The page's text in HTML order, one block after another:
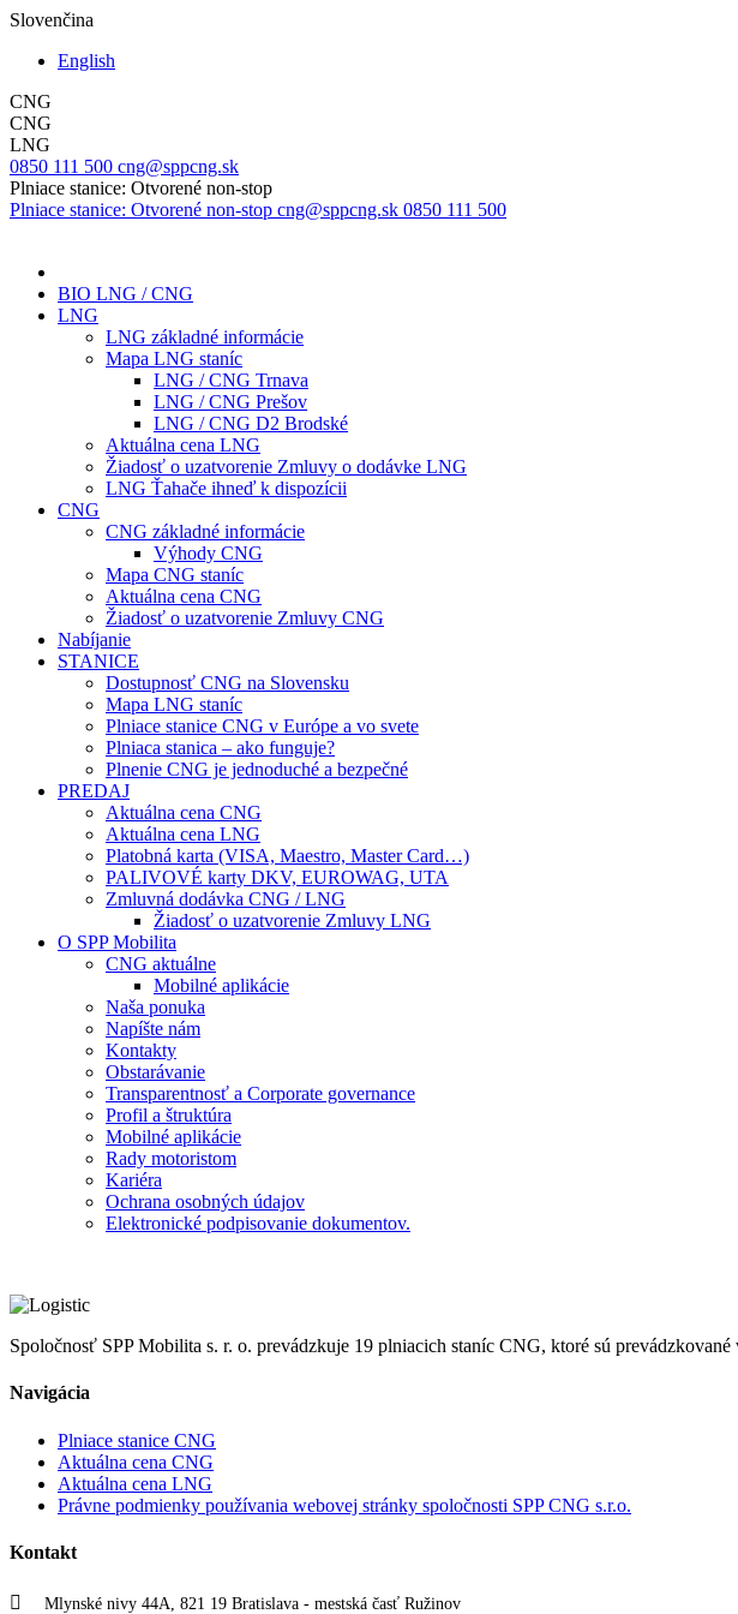
Slovenčina
English
CNG
CNG
LNG
0850 111 500 cng@sppcng.sk
Plniace stanice: Otvorené non-stop
Plniace stanice: Otvorené non-stop cng@sppcng.sk 0850 111 500
BIO LNG / CNG
LNG
LNG základné informácie
Mapa LNG staníc
LNG / CNG Trnava
LNG / CNG Prešov
LNG / CNG D2 Brodské
Aktuálna cena LNG
Žiadosť o uzatvorenie Zmluvy o dodávke LNG
LNG Ťahače ihneď k dispozícii
CNG
CNG základné informácie
Výhody CNG
Mapa CNG staníc
Aktuálna cena CNG
Žiadosť o uzatvorenie Zmluvy CNG
Nabíjanie
STANICE
Dostupnosť CNG na Slovensku
Mapa LNG staníc
Plniace stanice CNG v Európe a vo svete
Plniaca stanica – ako funguje?
Plnenie CNG je jednoduché a bezpečné
PREDAJ
Aktuálna cena CNG
Aktuálna cena LNG
Platobná karta (VISA, Maestro, Master Card…)
PALIVOVÉ karty DKV, EUROWAG, UTA
Zmluvná dodávka CNG / LNG
Žiadosť o uzatvorenie Zmluvy LNG
O SPP Mobilita
CNG aktuálne
Mobilné aplikácie
Naša ponuka
Napíšte nám
Kontakty
Obstarávanie
Transparentnosť a Corporate governance
Profil a štruktúra
Mobilné aplikácie
Rady motoristom
Kariéra
Ochrana osobných údajov
Elektronické podpisovanie dokumentov.
Spoločnosť SPP Mobilita s. r. o. prevádzkuje 19 plniacich staníc CNG, ktoré sú
Navigácia
Plniace stanice CNG
Aktuálna cena CNG
Aktuálna cena LNG
Právne podmienky používania webovej stránky spoločnosti SPP CNG s.r.o.
Kontakt
Mlynské nivy 44A, 821 19 Bratislava - mestská časť Ružinov